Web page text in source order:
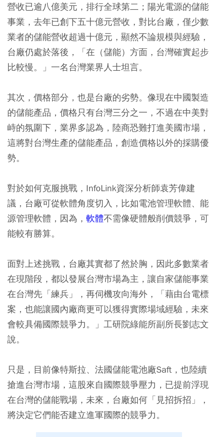
營收已逾八億美元，排行全球第二；陽光電源的儲能
事業，去年已創下五十億元營收，對比台廠，僅少數
業者的儲能營收超過十億元，顯然不論規模與經驗，
台廠仍處於落後，「在（儲能）方面，台灣確實起步
比較慢。」一名台灣業界人士坦言。
其次，價格部分，也是台廠的劣勢。像現在中國製造
的儲能產品，價格只有台灣三分之一，不過在中美對
峙的氛圍下，業界多認為，陸商恐難打進美國市場，
這將對台灣生產的儲能產品，創造價格以外的採購優
勢。
對於如何克服挑戰，InfoLink資深分析師袁芳偉建
議，台廠可從軟體角度切入，比如電池管理軟體、能
源管理軟體，因為， 軟體不需像硬體般削價競爭，可
能較有勝算。
面對上述挑戰，台廠其實都了然於胸，因此多數業者
在現階段，都以發展台灣市場為主，讓自家儲能事業
在台灣先「練兵」，再伺機攻向海外，「藉由台電標
案，也能讓國內廠商更可以獲得實際場域經驗，未來
會較具備國際競爭力。」工研院綠能所副所長劉志文
說。
只是，目前像特斯拉、法國儲能電池廠Saft，也陸續
搶進台灣市場，這股來自國際競爭壓力，已提前浮現
在台灣的儲能戰場，未來，台廠如何「見招拆招」，
將決定它們能否建立進軍國際的競爭力。